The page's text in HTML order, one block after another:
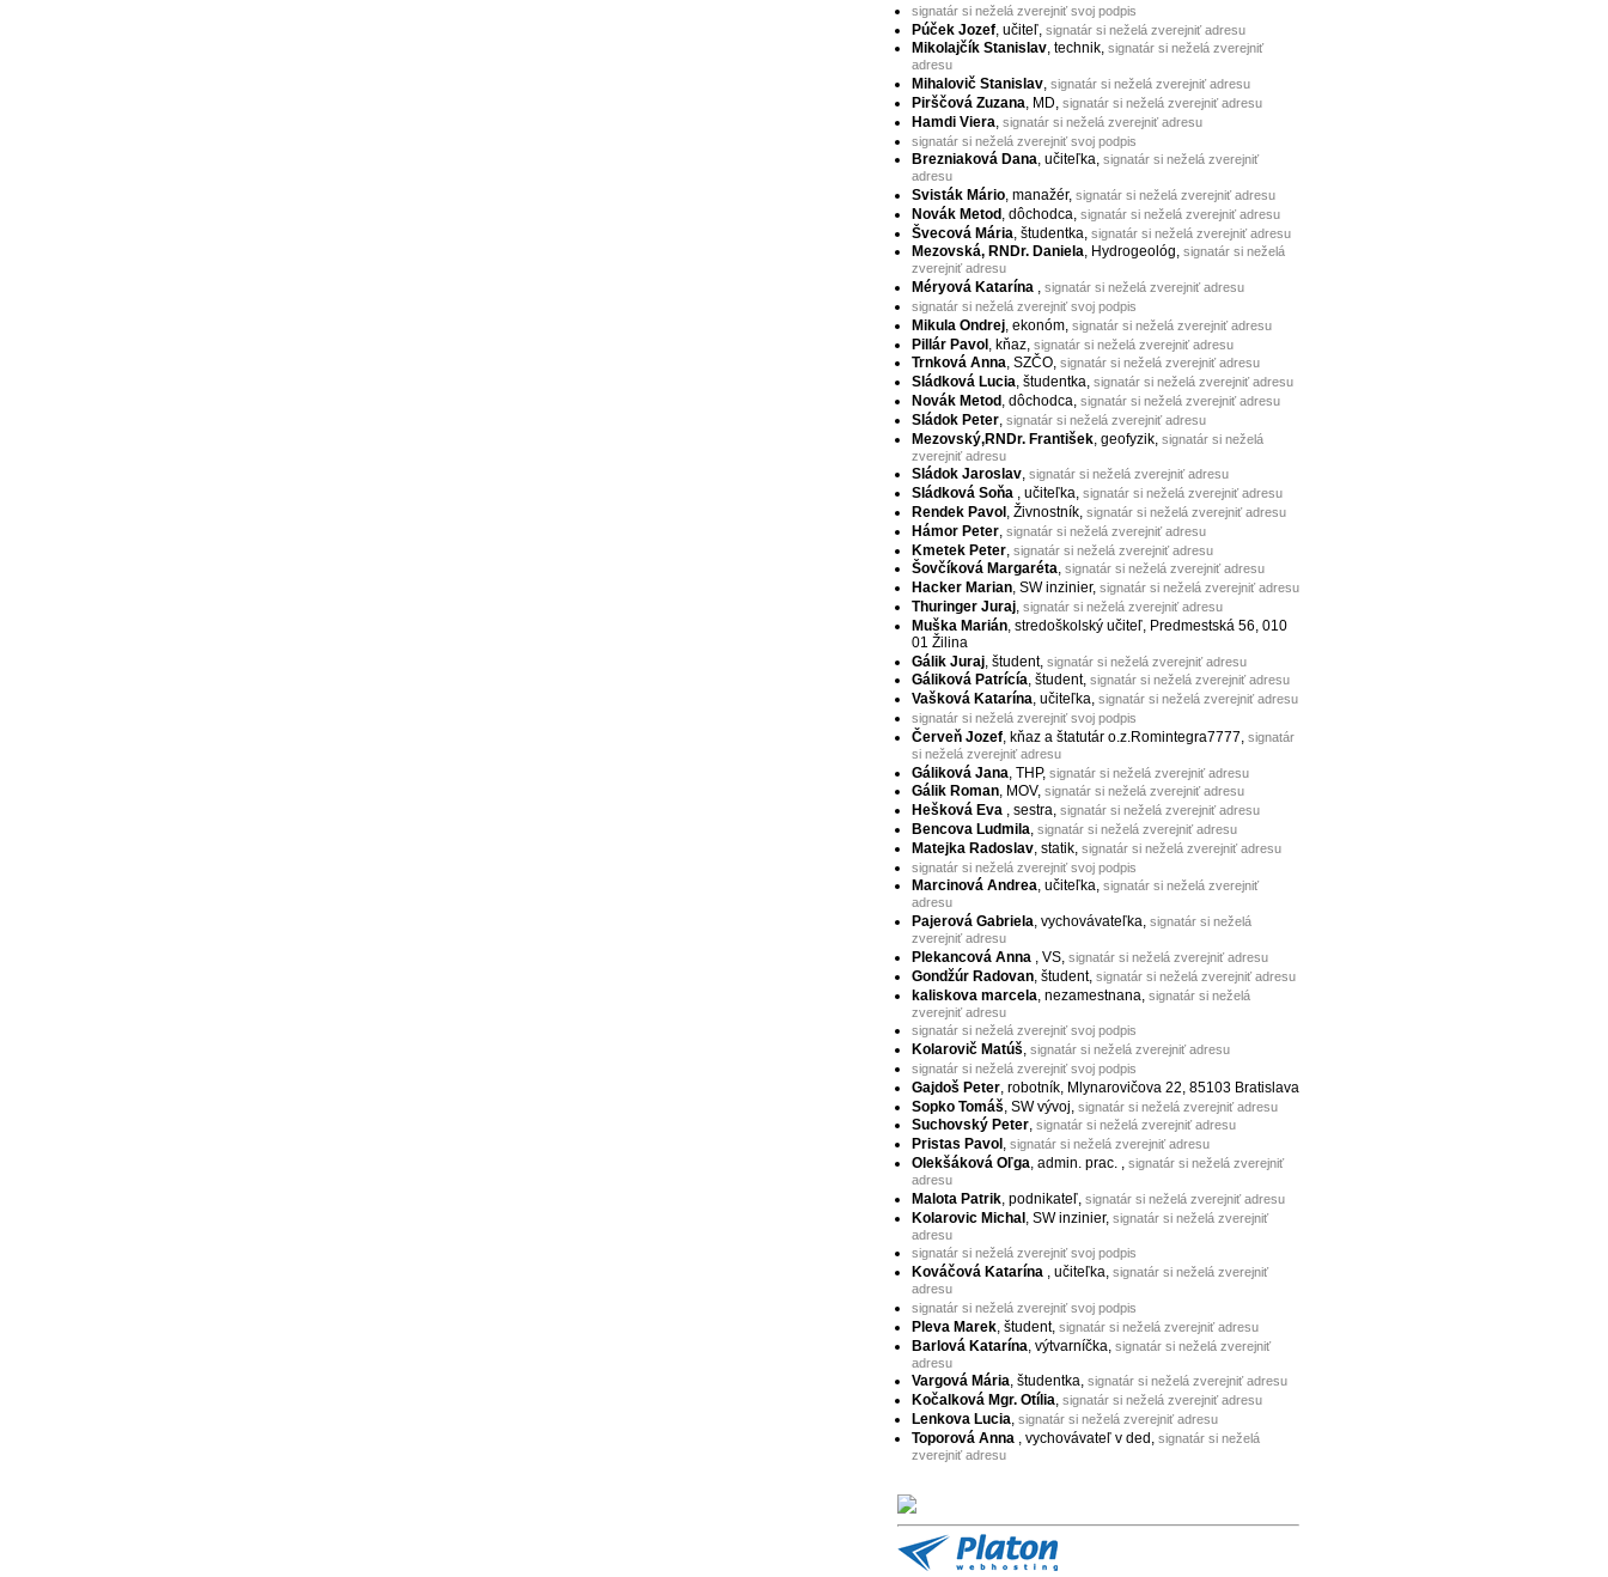
signatár si neželá zverejniť svoj podpis
Púček Jozef , učiteľ, signatár si neželá zverejniť adresu
Mikolajčík Stanislav, technik, signatár si neželá zverejniť
adresu
Mihalovič Stanislav, signatár si neželá zverejniť adresu
Pirščová Zuzana, MD, signatár si neželá zverejniť adresu
Hamdi Viera signatár si neželá zverejniť adresu
signatár si neželá zverejniť svoj podpis
Brezniaková Dana, učiteľka, signatár si neželá zverejniť
adresu
Svisták Mário, manažér, signatár si neželá zverejniť adresu
Novák Metod, dôchodca, signatár si neželá zverejniť adresu
Švecová Mária , študentka, signatár si neželá zverejniť adresu
Mezovská, RNDr. Daniela, Hydrogeológ, signatár si neželá
zverejniť adresu
Méryová Katarína , signatár si neželá zverejniť adresu
signatár si neželá zverejniť svoj podpis
Mikula Ondrej, ekonóm, signatár si neželá zverejniť adresu
Pillár Pavol , kňaz, signatár si neželá zverejniť adresu
Trnková Anna, SZČO, signatár si neželá zverejniť adresu
Sládková Lucia, študentka, signatár si neželá zverejniť adresu
Novák Metod , dôchodca, signatár si neželá zverejniť adresu
Sládok Peter, signatár si neželá zverejniť adresu
Mezovský,RNDr. František , geofyzik, signatár si neželá
zverejniť adresu
Sládok Jaroslav, signatár si neželá zverejniť adresu
Sládková Soňa , učiteľka, signatár si neželá zverejniť adresu
Rendek Pavol , Živnostník, signatár si neželá zverejniť adresu
Hámor Peter, signatár si neželá zverejniť adresu
Kmetek Peter signatár si neželá zverejniť adresu
Šovčíková Margaréta, signatár si neželá zverejniť adresu
Hacker Marian, SW inzinier, signatár si neželá zverejniť adresu
Thuringer Juraj, signatár si neželá zverejniť adresu
Muška Marián, stredoškolský učiteľ, Predmestská 56, 010
01 Žilina
Gálik Juraj , študent, signatár si neželá zverejniť adresu
Gáliková Patrícía, študent, signatár si neželá zverejniť adresu
Vašková Katarína, učiteľka, signatár si neželá zverejniť adresu
signatár si neželá zverejniť svoj podpis
Červeň Jozef, kňaz a štatutár o.z.Romintegra7777, signatár
si neželá zverejniť adresu
Gáliková Jana , THP, signatár si neželá zverejniť adresu
Gálik Roman, MOV, signatár si neželá zverejniť adresu
Hešková Eva , sestra, signatár si neželá zverejniť adresu
Bencova Ludmila, signatár si neželá zverejniť adresu
Matejka Radoslav , statik, signatár si neželá zverejniť adresu
signatár si neželá zverejniť svoj podpis
Marcinová Andrea, učiteľka, signatár si neželá zverejniť
adresu
Pajerová Gabriela, vychovávateľka, signatár si neželá
zverejniť adresu
Plekancová Anna , VS, signatár si neželá zverejniť adresu
Gondžúr Radovan , študent, signatár si neželá zverejniť adresu
kaliskova marcela , nezamestnana, signatár si neželá
zverejniť adresu
signatár si neželá zverejniť svoj podpis
Kolarovič Matúš, signatár si neželá zverejniť adresu
signatár si neželá zverejniť svoj podpis
Gajdoš Peter , robotník, Mlynarovičova 22, 85103 Bratislava
Sopko Tomáš , SW vývoj, signatár si neželá zverejniť adresu
Suchovský Peter, signatár si neželá zverejniť adresu
Pristas Pavol , signatár si neželá zverejniť adresu
Olekšáková Oľga, admin. prac. , signatár si neželá zverejniť
adresu
Malota Patrik , podnikateľ, signatár si neželá zverejniť adresu
Kolarovic Michal , SW inzinier, signatár si neželá zverejniť
adresu
signatár si neželá zverejniť svoj podpis
Kováčová Katarína , učiteľka, signatár si neželá zverejniť
adresu
signatár si neželá zverejniť svoj podpis
Pleva Marek , študent, signatár si neželá zverejniť adresu
Barlová Katarína , výtvarníčka, signatár si neželá zverejniť
adresu
Vargová Mária, študentka, signatár si neželá zverejniť adresu
Kočalková Mgr. Otília, signatár si neželá zverejniť adresu
Lenkova Lucia, signatár si neželá zverejniť adresu
Toporová Anna , vychovávateľ v ded, signatár si neželá
zverejniť adresu